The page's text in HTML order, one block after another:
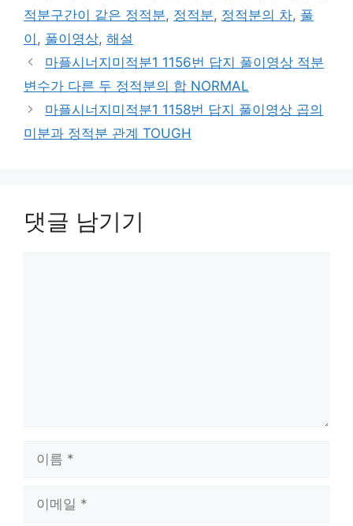
적분구간이 같은 정적분, 정적분, 정적분의 차, 풀
이 , 풀이영상, 해설
마플시너지미적분1 1156번 답지 풀이영상 적분
변수가 다른 두 정적분의 합 NORMAL
마플시너지미적분1 1158번 답지 풀이영상 곱의
미분과 정적분 관계 TOUGH
댓글 남기기